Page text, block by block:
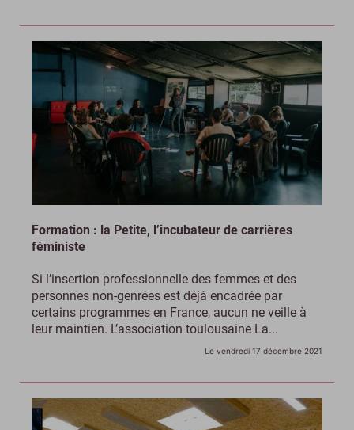
Formation : la Petite, l’incubateur de carrières
féministe
Si l’insertion professionnelle des femmes et des
personnes non-genrées est déjà encadrée par
certains programmes en France, aucun ne veille à
leur maintien. L’association toulousaine La...
Le vendredi 17 décembre 2021